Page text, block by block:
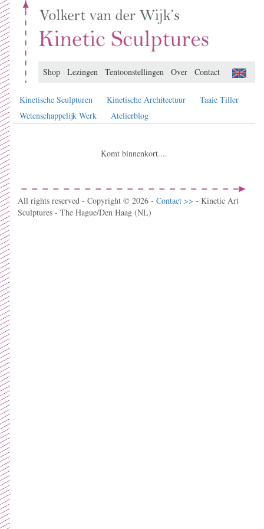
Shop Lezingen Tentoonstellingen Over Contact
Kinetische Sculpturen Kinetische Architectuur
Taaie Tiller
Wetenschappelijk Werk
Atelierblog
Komt binnenkort....
All rights reserved - Copyright © 2026 - Contact >> - Kinetic Art
Sculptures - The Hague/Den Haag (NL)